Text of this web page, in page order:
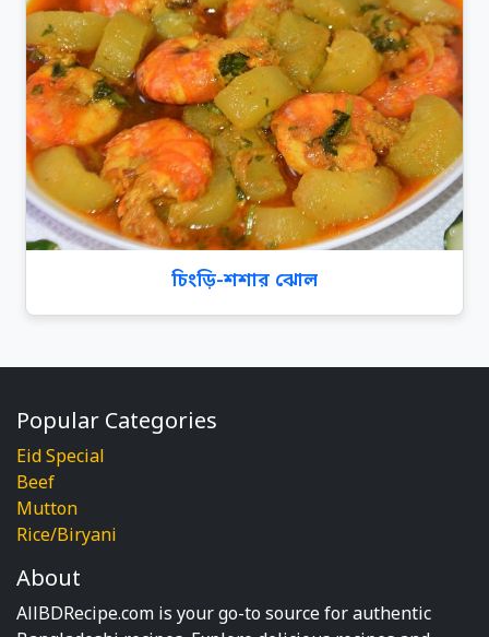
চিংড়ি-শশার ঝোল
Popular Categories
Eid Special
Beef
Mutton
Rice/Biryani
About
AllBDRecipe.com is your go-to source for authentic